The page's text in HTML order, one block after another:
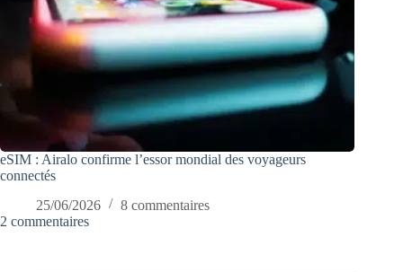
eSIM : Airalo confirme l’essor mondial des voyageurs
connectés
25/06/2026
8 commentaires
2 commentaires